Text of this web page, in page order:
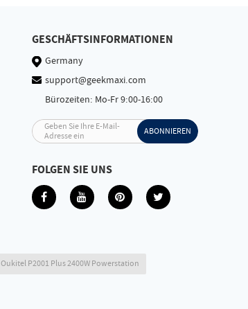
GESCHÄFTSINFORMATIONEN
Germany
support@geekmaxi.com
Bürozeiten: Mo-Fr 9:00-16:00
Geben Sie Ihre E-Mail-
Adresse ein
ABONNIEREN
FOLGEN SIE UNS
Oukitel P2001 Plus 2400W Powerstation